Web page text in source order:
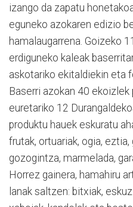
izango da zapatu
eguneko azokaren edizio
hamalaugarrena. Goizeko
erdiguneko kaleak
askotariko ekitaldiekin eta
Baserri azokan 40
euretariko 12
produktu hauek eskuratu
frutak, ortuariak, ogia,
gozogintza, marmelada,
Horrez gainera, hamahiru
lanak saltzen: bitxiak,